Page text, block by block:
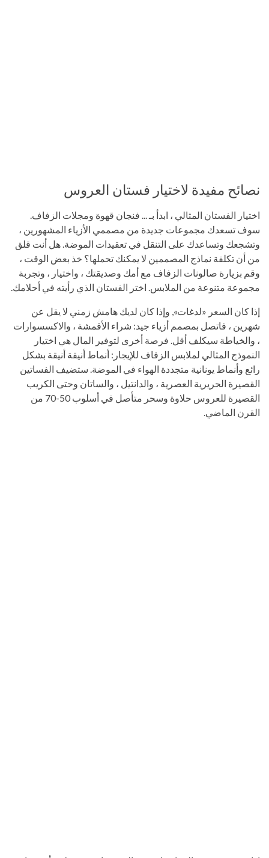
نصائح مفيدة لاختيار فستان العروس
اختيار الفستان المثالي ، ابدأ بـ ... فنجان قهوة ومجلات الزفاف.
سوف تسعدك مجموعات جديدة من مصممي الأزياء المشهورين ،
وتشجعك وتساعدك على التنقل في تعقيدات الموضة. هل أنت قلق
من أن تكلفة نماذج المصممين لا يمكنك تحملها؟ خذ بعض الوقت ،
وقم بزيارة صالونات الزفاف مع أمك وصديقتك ، واختيار ، وتجربة
مجموعة متنوعة من الملابس. اختر الفستان الذي رأيته في أحلامك.
إذا كان السعر «لدغات», وإذا كان لديك هامش زمني لا يقل عن
شهرين ، فاتصل بمصمم أزياء جيد: شراء الأقمشة ، والاكسسوارات
، والخياطة سيكلف أقل. فرصة أخرى لتوفير المال هي اختيار
النموذج المثالي لملابس الزفاف للإيجار: أنماط أنيقة أنيقة بشكل
رائع وأنماط يونانية متجددة الهواء في الموضة. ستضيف الفساتين
القصيرة الحريرية العصرية ، والدانتيل ، والساتان وحتى الكريب
القصيرة للعروس حلاوة وسحر متأصل في أسلوب 50-70 من
القرن الماضي.